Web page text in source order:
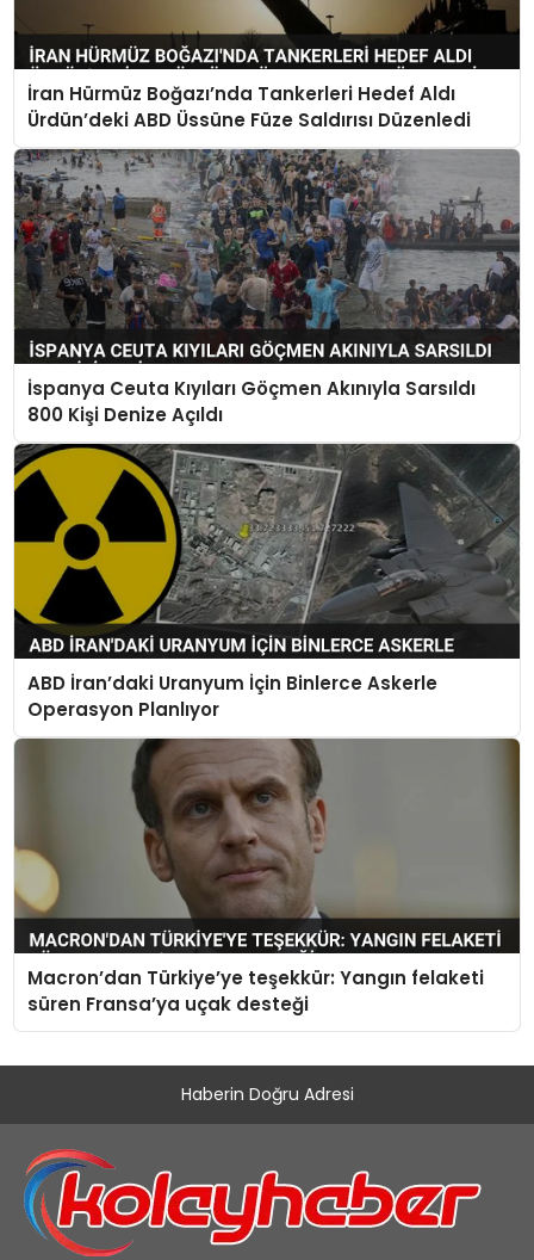
İran Hürmüz Boğazı’nda Tankerleri Hedef Aldı
Ürdün’deki ABD Üssüne Füze Saldırısı Düzenledi
İspanya Ceuta Kıyıları Göçmen Akınıyla Sarsıldı
800 Kişi Denize Açıldı
ABD İran’daki Uranyum İçin Binlerce Askerle
Operasyon Planlıyor
Macron’dan Türkiye’ye teşekkür: Yangın felaketi
süren Fransa’ya uçak desteği
Haberin Doğru Adresi